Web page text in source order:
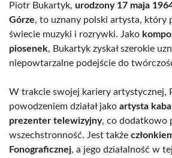
Piotr Bukartyk, urodzony 17 maja
Górze, to uznany polski artysta, który
świecie muzyki i rozrywki. Jako
piosenek, Bukartyk zyskał szerokie
niepowtarzalne podejście do
W trakcie swojej kariery artystycznej,
powodzeniem działał jako artysta
prezenter telewizyjny, co dodatkowo
wszechstronność. Jest także
Fonograficznej, a jego działalność w